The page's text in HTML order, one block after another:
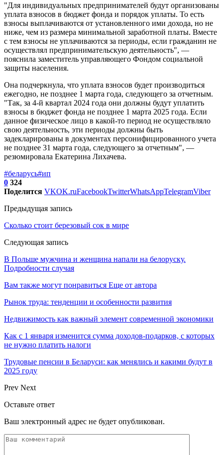
"Для индивидуальных предпринимателей будут организованы
уплата взносов в бюджет фонда и порядок уплаты. То есть
взносы выплачиваются от установленного ими дохода, но не
ниже, чем из размера минимальной заработной платы. Вместе
с тем взносы не уплачиваются за периоды, если гражданин не
осуществлял предпринимательскую деятельность", —
пояснила заместитель управляющего Фондом социальной
защиты населения.
Она подчеркнула, что уплата взносов будет производиться
ежегодно, не позднее 1 марта года, следующего за отчетным.
"Так, за 4-й квартал 2024 года они должны будут уплатить
взносы в бюджет фонда не позднее 1 марта 2025 года. Если
данное физическое лицо в какой-то период не осуществляло
свою деятельность, эти периоды должны быть
задекларированы в документах персонифицированного учета
не позднее 31 марта года, следующего за отчетным", —
резюмировала Екатерина Лихачева.
#беларусь#ип
0 324
Поделится VKOK.ruFacebookTwitterWhatsAppTelegramViber
Предыдущая запись
Сколько стоит березовый сок в мире
Следующая запись
В Польше мужчина и женщина напали на белоруску.
Подробности случая
Вам также могут понравиться Еще от автора
Рынок труда: тенденции и особенности развития
Недвижимость как важный элемент современной экономики
Как с 1 января изменится сумма доходов-подарков, с которых
не нужно платить налоги
Трудовые пенсии в Беларуси: как менялись и какими будут в
2025 году
Prev Next
Оставьте ответ
Ваш электронный адрес не будет опубликован.